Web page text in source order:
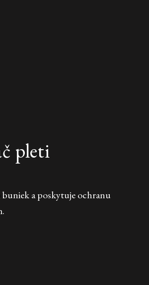
pleti
buniek a poskytuje ochranu